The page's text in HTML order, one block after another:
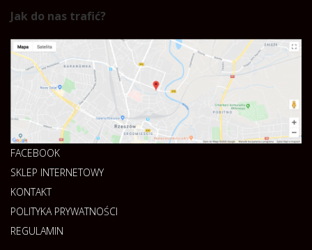
Jak do nas trafić?
FACEBOOK
SKLEP INTERNETOWY
KONTAKT
POLITYKA PRYWATNOŚCI
REGULAMIN